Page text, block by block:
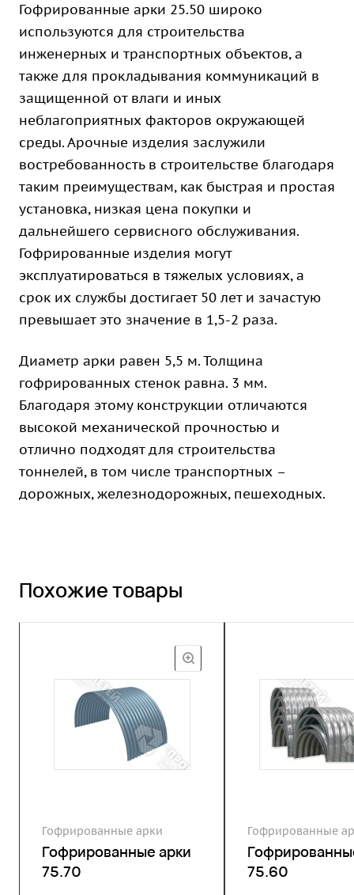
Гофрированные арки 25.50 широко
используются для строительства
инженерных и транспортных объектов, а
также для прокладывания коммуникаций в
защищенной от влаги и иных
неблагоприятных факторов окружающей
среды. Арочные изделия заслужили
востребованность в строительстве благодаря
таким преимуществам, как быстрая и простая
установка, низкая цена покупки и
дальнейшего сервисного обслуживания.
Гофрированные изделия могут
эксплуатироваться в тяжелых условиях, а
срок их службы достигает 50 лет и зачастую
превышает это значение в 1,5-2 раза.
Диаметр арки равен 5,5 м. Толщина
гофрированных стенок равна. 3 мм.
Благодаря этому конструкции отличаются
высокой механической прочностью и
отлично подходят для строительства
тоннелей, в том числе транспортных –
дорожных, железнодорожных, пешеходных.
Похожие товары
Гофрированные арки
Гофрированные арки
75.70
Гофрированные
75.60